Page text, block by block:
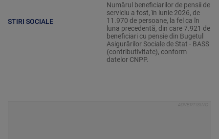
STIRI SOCIALE
Numărul beneficiarilor de pensii de
serviciu a fost, în iunie 2026, de
11.970 de persoane, la fel ca în
luna precedentă, din care 7.921 de
beneficiari cu pensie din Bugetul
Asigurărilor Sociale de Stat - BASS
(contributivitate), conform
datelor CNPP.